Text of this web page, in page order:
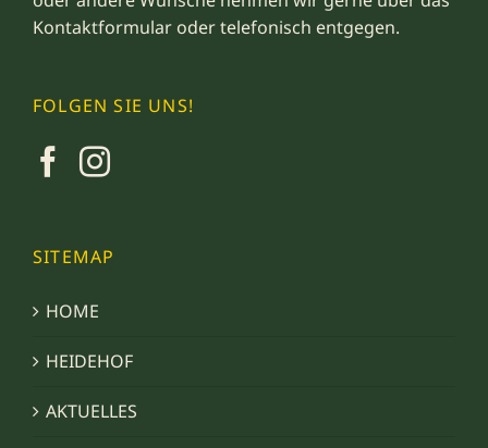
Kontaktformular oder telefonisch entgegen.
FOLGEN SIE UNS!
SITEMAP
HOME
HEIDEHOF
AKTUELLES